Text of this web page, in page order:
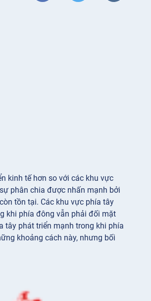
kinh tế hơn so với các khu vực
phân chia được nhấn mạnh bởi
tồn tại. Các khu vực phía tây
khi phía đông vẫn phải đối mặt
tây phát triển mạnh trong khi phía
khoảng cách này, nhưng bối